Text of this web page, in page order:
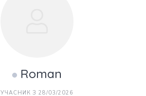
Roman
УЧАСНИК З 28/03/2026